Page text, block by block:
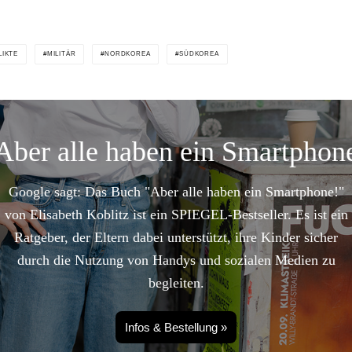
MILITÄR NORDKOREA SÜDKOREA
alle haben ein
Google sagt: Das Buch "Aber alle haben ein Smartphone!"
von Elisabeth Koblitz ist ein SPIEGEL-Bestseller. Es ist ein
Ratgeber, der Eltern dabei unterstützt, ihre Kinder sicher
durch die Nutzung von Handys und sozialen Medien zu
begleiten.
Infos & Bestellung »